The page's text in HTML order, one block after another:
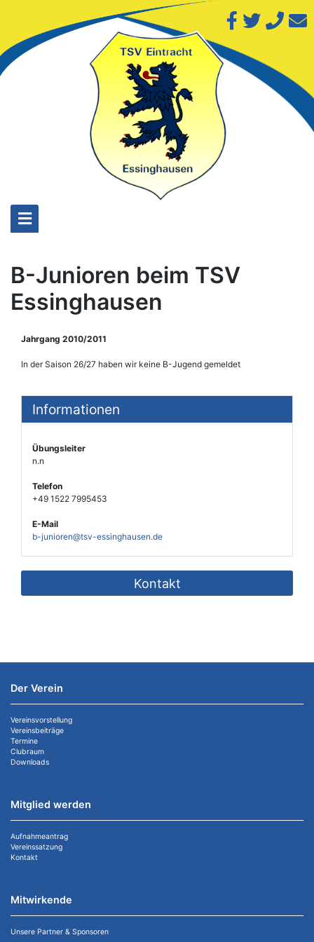
B-Junioren beim TSV
Essinghausen
Jahrgang 2010/2011
In der Saison 26/27 haben wir keine B-Jugend gemeldet
Informationen
Übungsleiter
n.n
Telefon
+49 1522 7995453
E-Mail
b-junioren@tsv-essinghausen.de
Kontakt
Der Verein
Vereinsvorstellung
Vereinsbeiträge
Termine
Clubraum
Downloads
Mitglied werden
Aufnahmeantrag
Vereinssatzung
Kontakt
Mitwirkende
Unsere Partner & Sponsoren